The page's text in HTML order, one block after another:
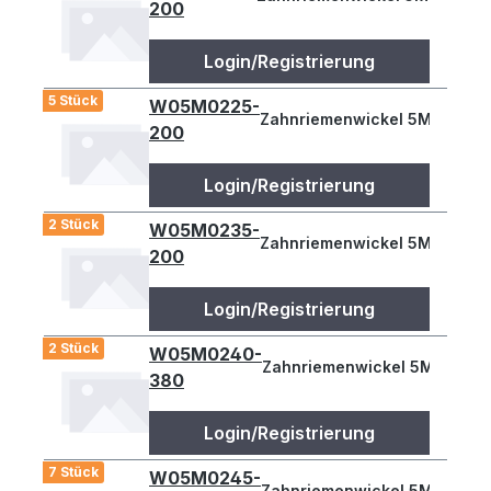
200
Login/Registrierung
5 Stück
W05M0225-
200
Zahnriemenwickel 5M 225
Login/Registrierung
2 Stück
W05M0235-
200
Zahnriemenwickel 5M 235
Login/Registrierung
2 Stück
W05M0240-
380
Zahnriemenwickel 5M 240
Login/Registrierung
7 Stück W05M0245-